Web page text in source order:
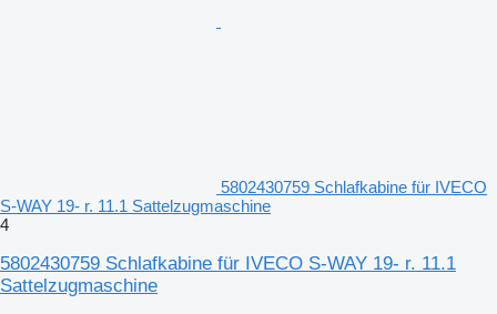
5802430759 Schlafkabine für IVECO
S-WAY 19- r. 11.1 Sattelzugmaschine
4
5802430759 Schlafkabine für IVECO S-WAY 19- r. 11.1
Sattelzugmaschine